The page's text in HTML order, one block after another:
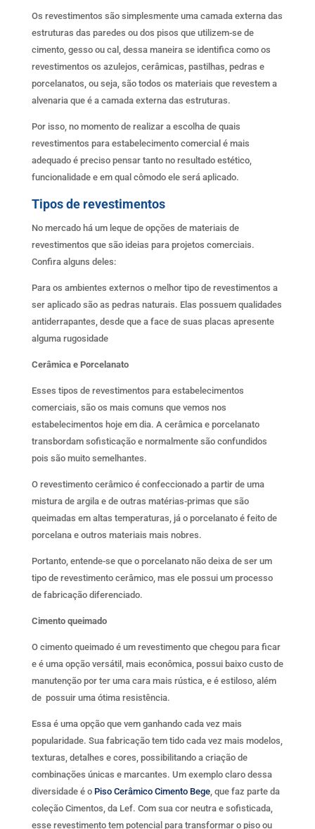
Os revestimentos são simplesmente uma camada externa das
estruturas das paredes ou dos pisos que utilizem-se de
cimento, gesso ou cal, dessa maneira se identifica como os
revestimentos os azulejos, cerâmicas, pastilhas, pedras e
porcelanatos, ou seja, são todos os materiais que revestem a
alvenaria que é a camada externa das estruturas.
Por isso, no momento de realizar a escolha de quais
revestimentos para estabelecimento comercial é mais
adequado é preciso pensar tanto no resultado estético,
funcionalidade e em qual cômodo ele será aplicado.
Tipos de revestimentos
No mercado há um leque de opções de materiais de
revestimentos que são ideias para projetos comerciais.
Confira alguns deles:
Para os ambientes externos o melhor tipo de revestimentos a
ser aplicado são as pedras naturais. Elas possuem qualidades
antiderrapantes, desde que a face de suas placas apresente
alguma rugosidade
Cerâmica e Porcelanato
Esses tipos de revestimentos para estabelecimentos
comerciais, são os mais comuns que vemos nos
estabelecimentos hoje em dia. A cerâmica e porcelanato
transbordam sofisticação e normalmente são confundidos
pois são muito semelhantes.
O revestimento cerâmico é confeccionado a partir de uma
mistura de argila e de outras matérias-primas que são
queimadas em altas temperaturas, já o porcelanato é feito de
porcelana e outros materiais mais nobres.
Portanto, entende-se que o porcelanato não deixa de ser um
tipo de revestimento cerâmico, mas ele possui um processo
de fabricação diferenciado.
Cimento queimado
O cimento queimado é um revestimento que chegou para ficar
e é uma opção versátil, mais econômica, possui baixo custo de
manutenção por ter uma cara mais rústica, e é estiloso, além
de possuir uma ótima resistência.
Essa é uma opção que vem ganhando cada vez mais
popularidade. Sua fabricação tem tido cada vez mais modelos,
texturas, detalhes e cores, possibilitando a criação de
combinações únicas e marcantes. Um exemplo claro dessa
diversidade é oPiso Cerâmico Cimento Bege, que faz parte da
coleção Cimentos, da Lef. Com sua cor neutra e sofisticada,
esse revestimento tem potencial para transformar o piso ou